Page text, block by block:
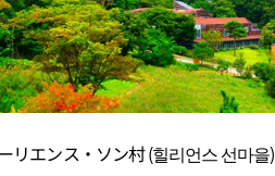
リエンス・ソン村 (힐리언스 선마을)